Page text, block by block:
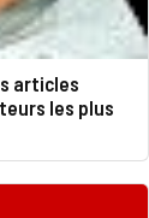
articles
les plus